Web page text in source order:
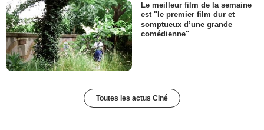
Le meilleur film de la semaine
est "le premier film dur et
somptueux d’une grande
comédienne"
Toutes les actus Ciné